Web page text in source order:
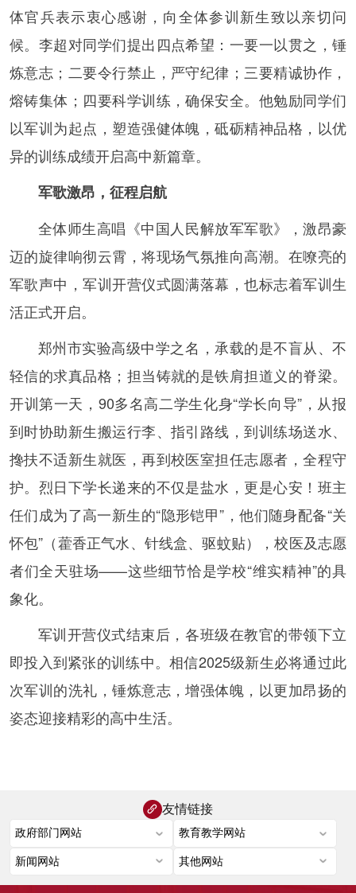
体官兵表示衷心感谢，向全体参训新生致以亲切问
候。李超对同学们提出四点希望：一要一以贯之，锤
炼意志；二要令行禁止，严守纪律；三要精诚协作，
熔铸集体；四要科学训练，确保安全。他勉励同学们
以军训为起点，塑造强健体魄，砥砺精神品格，以优
异的训练成绩开启高中新篇章。
军歌激昂，征程启航
全体师生高唱《中国人民解放军军歌》，激昂豪
迈的旋律响彻云霄，将现场气氛推向高潮。在嘹亮的
军歌声中，军训开营仪式圆满落幕，也标志着军训生
活正式开启。
郑州市实验高级中学之名，承载的是不盲从、不
轻信的求真品格；担当铸就的是铁肩担道义的脊梁。
开训第一天，90多名高二学生化身“学长向导”，从报
到时协助新生搬运行李、指引路线，到训练场送水、
搀扶不适新生就医，再到校医室担任志愿者，全程守
护。烈日下学长递来的不仅是盐水，更是心安！班主
任们成为了高一新生的“隐形铠甲”，他们随身配备“关
怀包”（藿香正气水、针线盒、驱蚊贴），校医及志愿
者们全天驻场——这些细节恰是学校“维实精神”的具
象化。
军训开营仪式结束后，各班级在教官的带领下立
即投入到紧张的训练中。相信2025级新生必将通过此
次军训的洗礼，锤炼意志，增强体魄，以更加昂扬的
姿态迎接精彩的高中生活。
友情链接